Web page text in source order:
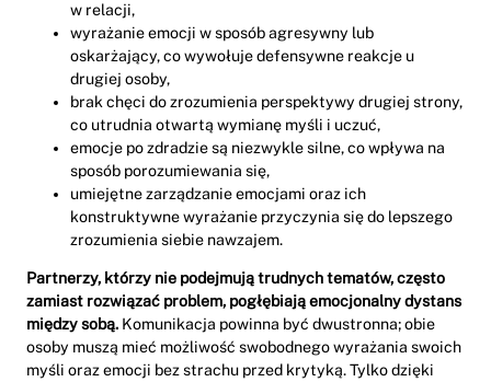
w relacji,
wyrażanie emocji w sposób agresywny lub
oskarżający, co wywołuje defensywne reakcje u
drugiej osoby,
brak chęci do zrozumienia perspektywy drugiej strony,
co utrudnia otwartą wymianę myśli i uczuć,
emocje po zdradzie są niezwykle silne, co wpływa na
sposób porozumiewania się,
umiejętne zarządzanie emocjami oraz ich
konstruktywne wyrażanie przyczynia się do lepszego
zrozumienia siebie nawzajem.
Partnerzy, którzy nie podejmują trudnych tematów, często
zamiast rozwiązać problem, pogłębiają emocjonalny dystans
między sobą. Komunikacja powinna być dwustronna; obie
osoby muszą mieć możliwość swobodnego wyrażania swoich
myśli oraz emocji bez strachu przed krytyką. Tylko dzięki